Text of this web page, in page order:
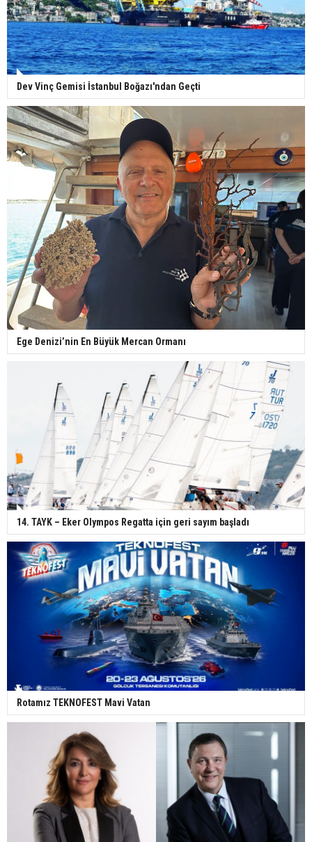
Dev Vinç Gemisi İstanbul Boğazı'ndan Geçti
Ege Denizi’nin En Büyük Mercan Ormanı
14. TAYK – Eker Olympos Regatta için geri sayım başladı
Rotamız TEKNOFEST Mavi Vatan